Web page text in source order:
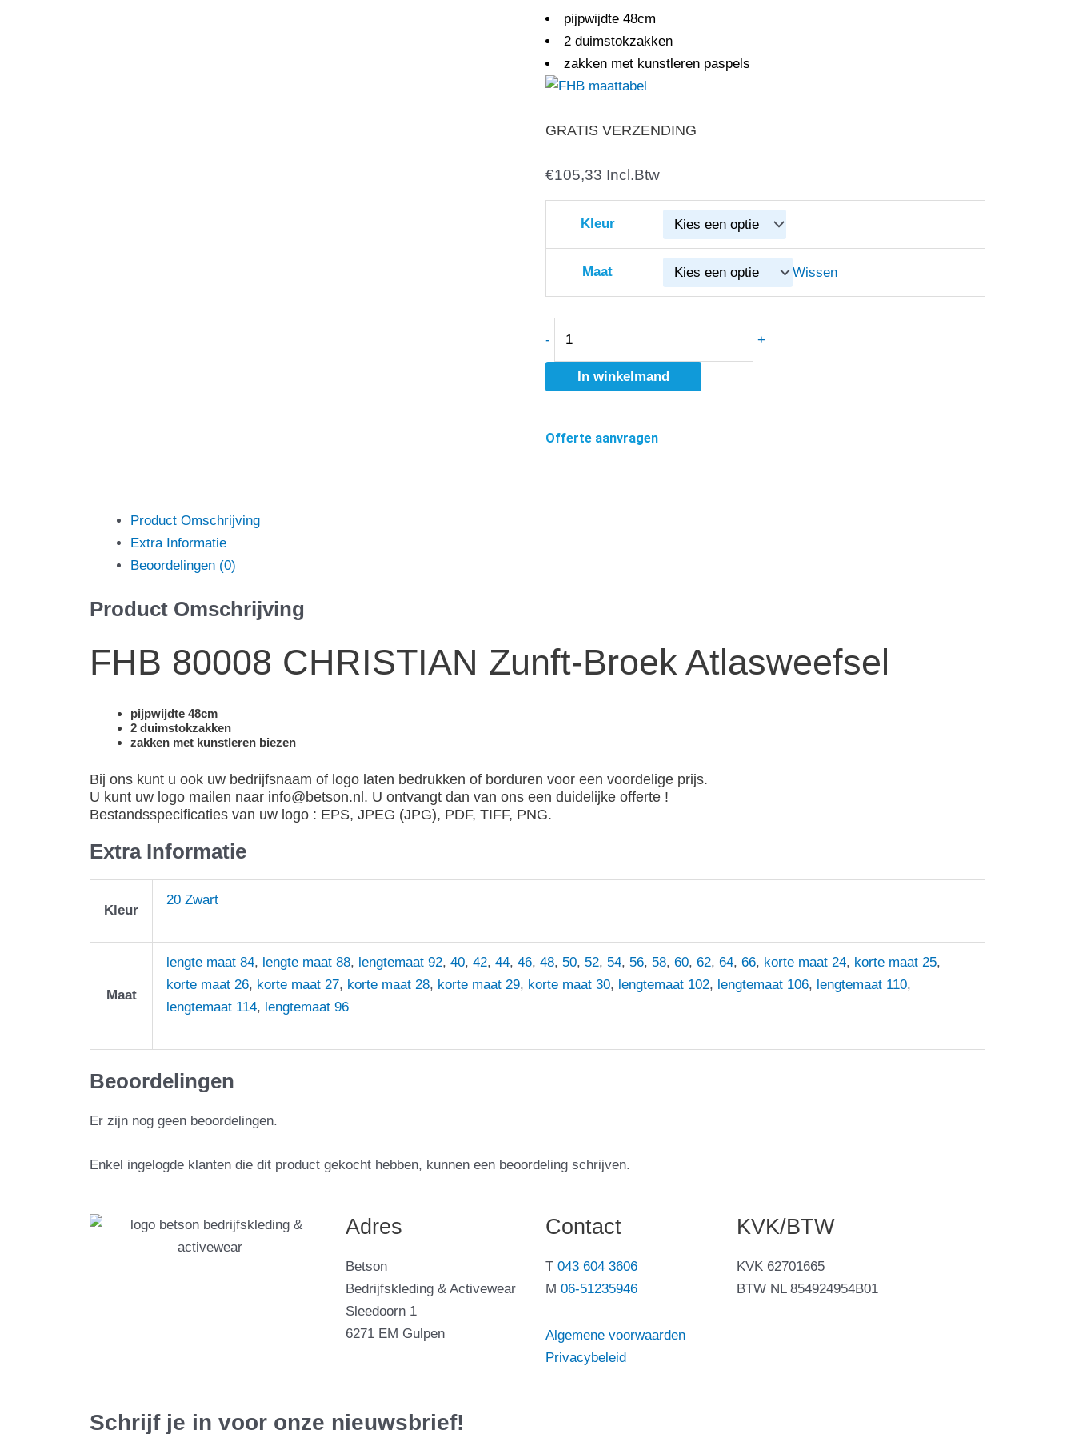
pijpwijdte 48cm
2 duimstokzakken
zakken met kunstleren paspels
GRATIS VERZENDING
€105,33 Incl.Btw
Kleur
Maat Wissen
-
FHB
80008
CHRISTIAN
Broek
+
In winkelmand
Offerte aanvragen
Product Omschrijving
Extra Informatie
Beoordelingen (0)
Product Omschrijving
FHB 80008 CHRISTIAN Zunft-Broek Atlasweefsel
pijpwijdte 48cm
2 duimstokzakken
zakken met kunstleren biezen
Bij ons kunt u ook uw bedrijfsnaam of logo laten bedrukken of borduren voor een voordelige prijs.
U kunt uw logo mailen naar info@betson.nl. U ontvangt dan van ons een duidelijke offerte !
Bestandsspecificaties van uw logo : EPS, JPEG (JPG), PDF, TIFF, PNG.
Extra Informatie
Kleur
20 Zwart
Maat
lengte maat 84, lengte maat 88, lengtemaat 92, 40, 42, 44, 46, 48, 50, 52, 54, 56, 58, 60, 62, 64, 66, korte maat 24, korte maat 25,
korte maat 26, korte maat 27, korte maat 28, korte maat 29, korte maat 30, lengtemaat 102, lengtemaat 106, lengtemaat 110,
lengtemaat 114, lengtemaat 96
Beoordelingen
Er zijn nog geen beoordelingen.
Enkel ingelogde klanten die dit product gekocht hebben, kunnen een beoordeling schrijven.
Adres
Betson
Bedrijfskleding & Activewear
Sleedoorn 1
6271 EM Gulpen
Contact
T043 604 3606
M06-51235946
Algemene voorwaarden
Privacybeleid
KVK/BTW
KVK 62701665
BTW NL 854924954B01
Schrijf je in voor onze nieuwsbrief!